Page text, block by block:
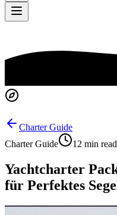
Charter Guide
Charter Guide
12 min read
Yachtcharter
für Perfektes